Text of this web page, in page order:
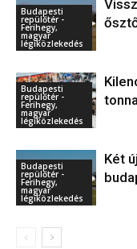
Budapesti
repülőtér -
Ferihegy,
magyar
légiközlekedés
Budapesti
repülőtér -
Ferihegy,
magyar
légiközlekedés
Budapesti
repülőtér -
Ferihegy,
magyar
légiközlekedés
Két